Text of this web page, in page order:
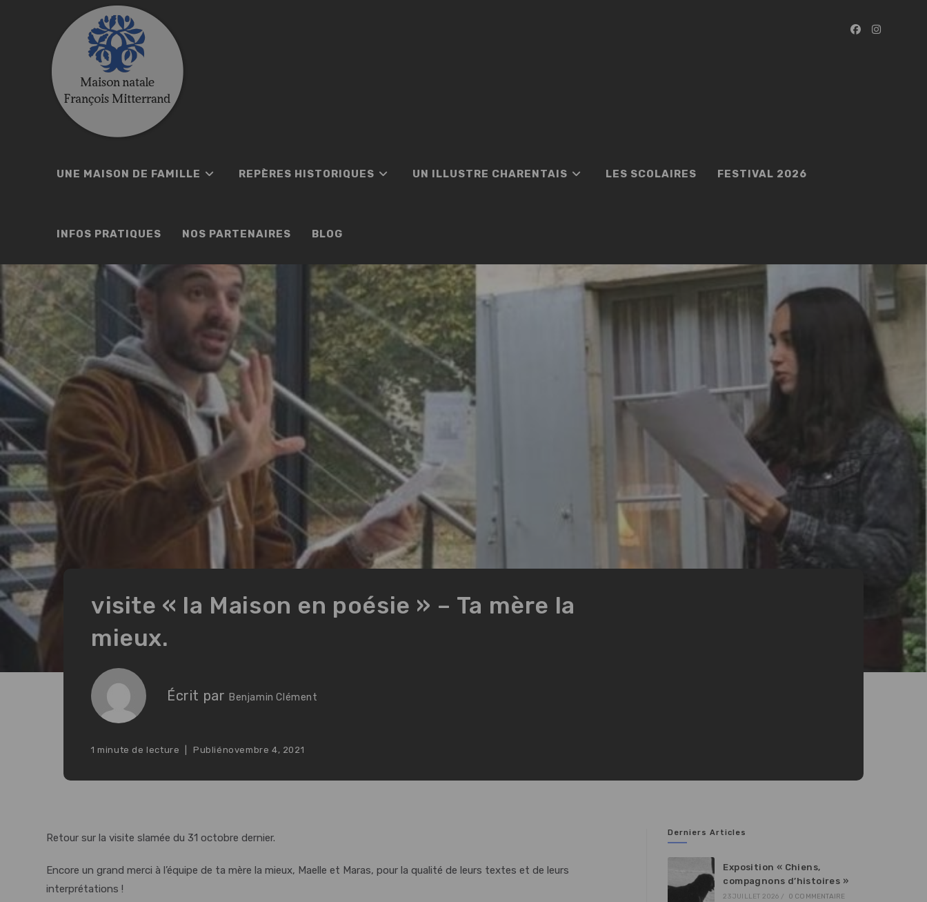
UNE MAISON DE FAMILLE REPÈRES HISTORIQUES UN ILLUSTRE CHARENTAIS LES SCOLAIRES FESTIVAL 2026
INFOS PRATIQUES NOS PARTENAIRES BLOG
visite « la Maison en poésie » – Ta mère la
mieux.
Écrit par Benjamin Clément
1 minute de lecture Publié novembre 4, 2021
Retour sur la visite slamée du 31 octobre dernier.
Encore un grand merci à l’équipe de ta mère la mieux, Maelle et Maras, pour la qualité de leurs textes et de leurs
interprétations !
Derniers Articles
Exposition « Chiens,
compagnons d’histoires »
23 JUILLET 2026 / 0 COMMENTAIRE